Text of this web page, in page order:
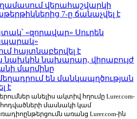
վերահաշվարկի
7-ը ճանաչվել է
«զորավար» Սուրեն
հայտնաբերվել է
նախկին նախարար, վիրաբույժ
մարմինը
են մանկապղծության
է
անելիս ակտիվ հղումը Lurer.com-
մասնակի կամ
առանց Lurer.com-ին